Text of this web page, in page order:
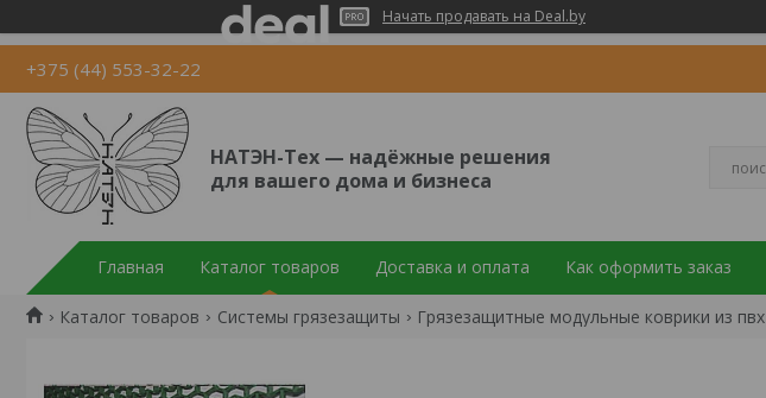
Начать продавать на Deal.by
+375 (44) 553-32-22
НАТЭН-Тех — надёжные решения
для вашего дома и бизнеса
Главная Каталог товаров Доставка и оплата Как оформить заказ
Каталог товаров Cистемы грязезащиты Грязезащитные модульные коврики из пвх